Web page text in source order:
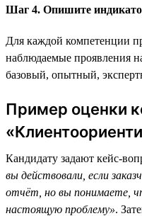
Шаг 4. Опишите
Для каждой компетенции
наблюдаемые проявления
базовый, опытный,
Пример оценки
Кандидату задают кейс-
вы действовали, если
отчёт, но вы понимаете,
настоящую проблему».